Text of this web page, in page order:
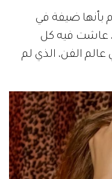
بأنها ضيفة في
عاشت فيه كل
الفن، الذي لم